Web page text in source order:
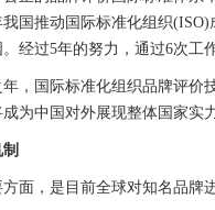
国推动国际标准化组织
经过5年的努力，通过6次
，国际标准化组织品牌评
为中国对外展现整体国家
面，是目前全球对知名品